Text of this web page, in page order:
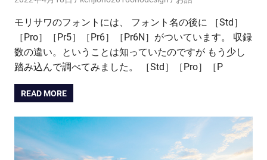
モリサワのフォントには、 フォント名の後に ［Std］
［Pro］［Pr5］［Pr6］［Pr6N］がついています。 収録
数の違い。ということは知っていたのですが もう少し
踏み込んで調べてみました。 ［Std］［Pro］［P
READ MORE